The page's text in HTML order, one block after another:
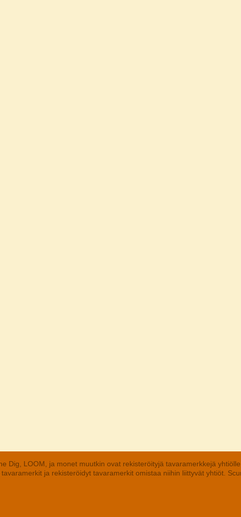
Dig, LOOM, ja monet muutkin ovat rekisteröityjä tavaramerkkejä yhtiölle
ja rekisteröidyt tavaramerkit omistaa niihin liittyvät yhtiöt.